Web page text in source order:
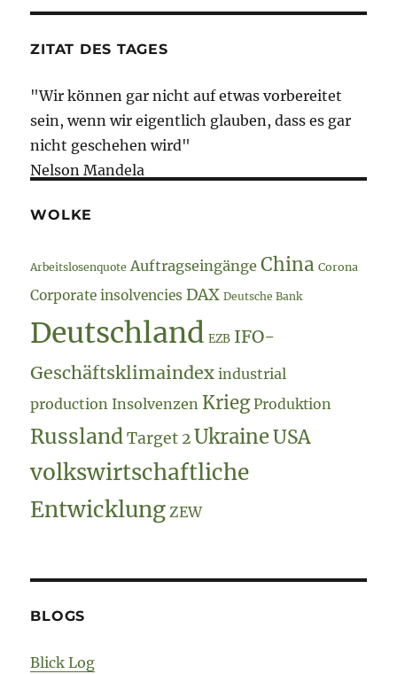
ZITAT DES TAGES
"Wir können gar nicht auf etwas vorbereitet
sein, wenn wir eigentlich glauben, dass es gar
nicht geschehen wird"
Nelson Mandela
WOLKE
Arbeitslosenquote Auftragseingänge China Corona
Corporate insolvencies DAX Deutsche Bank
Deutschland EZB IFO-
Geschäftsklimaindex industrial
production Insolvenzen Krieg Produktion
Russland Target 2 Ukraine USA
volkswirtschaftliche
Entwicklung ZEW
BLOGS
Blick Log